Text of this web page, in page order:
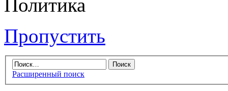
Политика
Пропустить
Расширенный поиск